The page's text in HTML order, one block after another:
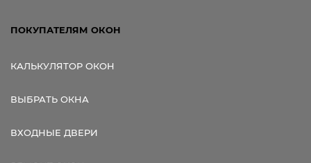
ПОКУПАТЕЛЯМ ОКОН
КАЛЬКУЛЯТОР ОКОН
ВЫБРАТЬ ОКНА
ВХОДНЫЕ ДВЕРИ